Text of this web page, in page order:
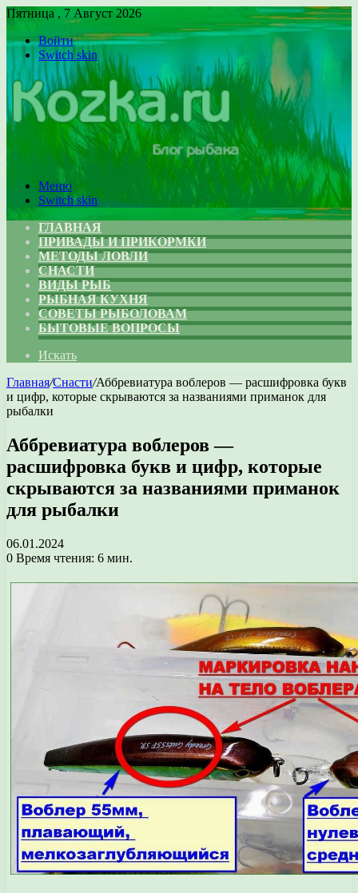
Пятница , 7 Август 2026
Войти
Switch skin
Меню
Switch skin
ГЛАВНАЯ
ПРИВАДЫ И ПРИКОРМКИ
МЕТОДЫ ЛОВЛИ
СНАСТИ
ВИДЫ РЫБ
РЫБНАЯ КУХНЯ
СОВЕТЫ РЫБОЛОВАМ
БЫТОВЫЕ ВОПРОСЫ
Искать
Главная/Снасти/Аббревиатура воблеров — расшифровка букв
и цифр, которые скрываются за названиями приманок для
рыбалки
Аббревиатура воблеров —
расшифровка букв и цифр, которые
скрываются за названиями приманок
для рыбалки
06.01.2024
0 Время чтения: 6 мин.